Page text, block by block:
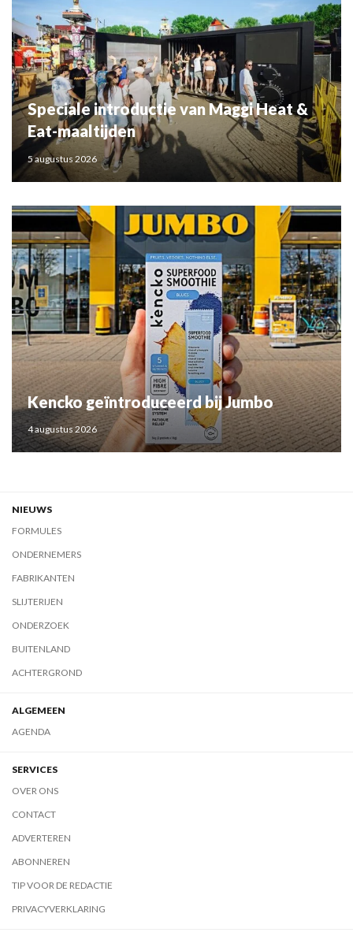
Speciale introductie van Maggi Heat &
Eat-maaltijden
5 augustus 2026
Kencko geïntroduceerd bij Jumbo
4 augustus 2026
NIEUWS
FORMULES
ONDERNEMERS
FABRIKANTEN
SLIJTERIJEN
ONDERZOEK
BUITENLAND
ACHTERGROND
ALGEMEEN
AGENDA
SERVICES
OVER ONS
CONTACT
ADVERTEREN
ABONNEREN
TIP VOOR DE REDACTIE
PRIVACYVERKLARING